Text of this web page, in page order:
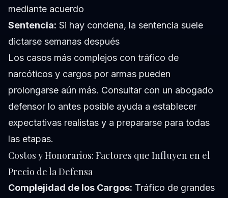
mediante acuerdo
Sentencia: Si hay condena, la sentencia suele
dictarse semanas después
Los casos más complejos con tráfico de
narcóticos y cargos por armas pueden
prolongarse aún más. Consultar con un abogado
defensor lo antes posible ayuda a establecer
expectativas realistas y a prepararse para todas
las etapas.
Costos y Honorarios: Factores que Influyen en el
Precio de la Defensa
Complejidad de los Cargos: Tráfico de grandes